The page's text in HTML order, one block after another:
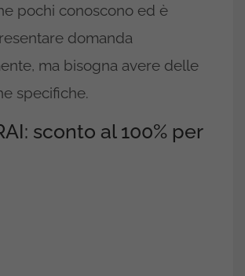
pochi conoscono ed è
domanda
ma bisogna avere delle
specifiche.
sconto al 100% per